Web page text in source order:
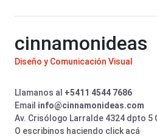
cinnamonideas
Diseño y Comunicación Visual
Llamanos al +5411 4544 7686
Email info@cinnamonideas.com
Av. Crisólogo Larralde 4324 dpto 5
O escribinos haciendo click acá